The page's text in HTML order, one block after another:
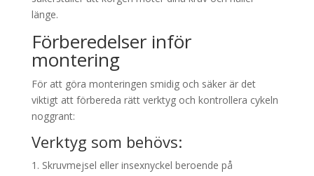
länge.
Förberedelser inför
montering
För att göra monteringen smidig och säker är det
viktigt att förbereda rätt verktyg och kontrollera cykeln
noggrant:
Verktyg som behövs:
Skruvmejsel eller insexnyckel beroende på